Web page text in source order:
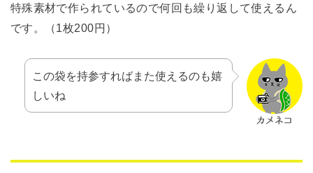
特殊素材で作られているので何回も繰り返して使えるん
です。（1枚200円）
この袋を持参すればまた使えるのも嬉
しいね